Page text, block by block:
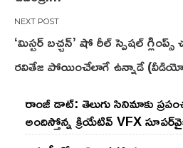
‘మిస్టర్ బచ్చన్’ షో రీల్ స్పెషల్
రవితేజ పోయించేలాగే ఉన్నాడే
రాంజీ డాట్: తెలుగు సినిమాకు
అందిస్తోన్న క్రియేటివ్ VFX